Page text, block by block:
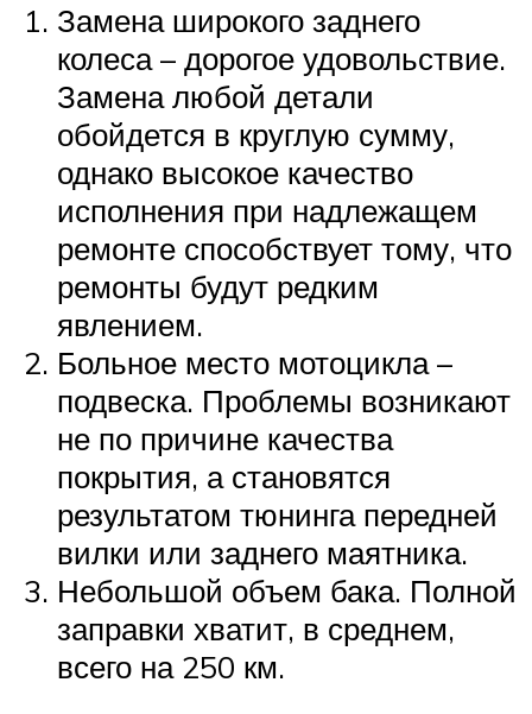
Замена широкого заднего
колеса – дорогое удовольствие.
Замена любой детали
обойдется в круглую сумму,
однако высокое качество
исполнения при надлежащем
ремонте способствует тому, что
ремонты будут редким
явлением.
Больное место мотоцикла –
подвеска. Проблемы возникают
не по причине качества
покрытия, а становятся
результатом тюнинга передней
вилки или заднего маятника.
Небольшой объем бака. Полной
заправки хватит, в среднем,
всего на 250 км.